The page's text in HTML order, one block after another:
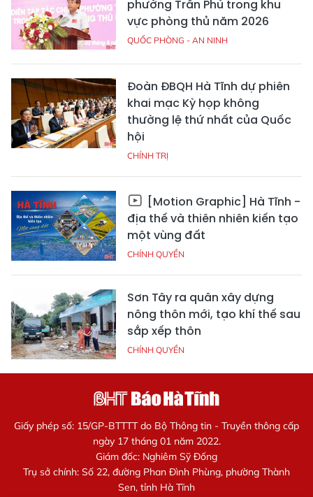
phường Trần Phú trong khu
vực phòng thủ năm 2026
QUỐC PHÒNG - AN NINH
Đoàn ĐBQH Hà Tĩnh dự phiên
khai mạc Kỳ họp không
thường lệ thứ nhất của Quốc
hội
CHÍNH TRỊ
[Motion Graphic] Hà Tĩnh -
địa thế và thiên nhiên kiến tạo
một vùng đất
CHÍNH QUYỀN
Sơn Tây ra quân xây dựng
nông thôn mới, tạo khí thế sau
sắp xếp thôn
CHÍNH QUYỀN
Giấy phép số: 15/GP-BTTTT do Bộ Thông tin - Truyền thông cấp
ngày 17 tháng 01 năm 2022.
Giám đốc: Nghiêm Sỹ Đống
Trụ sở chính: Số 22, đường Phan Đình Phùng, phường Thành
Sen, tỉnh Hà Tĩnh